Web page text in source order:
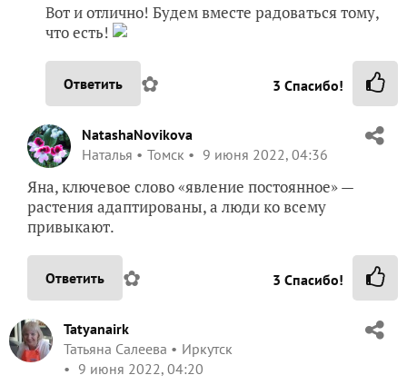
Вот и отлично! Будем вместе радоваться тому,
что есть!
Ответить ✿ 3 Спасибо!
NatashaNovikova
Наталья
Томск 9 июня 2022, 04:36
Яна, ключевое слово «явление постоянное» —
растения адаптированы, а люди ко всему
привыкают.
Ответить ✿ 3 Спасибо!
Tatyanairk
Татьяна Салеева
Иркутск
9 июня 2022, 04:20